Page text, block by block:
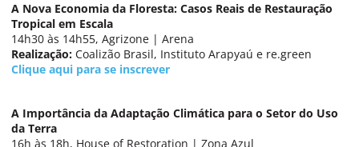
A Nova Economia da Floresta: Casos Reais de Restauração
Tropical em Escala
14h30 às 14h55, Agrizone | Arena
Realização: Coalizão Brasil, Instituto Arapyaú e re.green
Clique aqui para se inscrever
A Importância da Adaptação Climática para o Setor do Uso
da Terra
16h às 18h, House of Restoration | Zona Azul